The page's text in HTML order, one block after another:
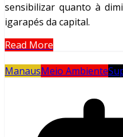
sensibilizar quanto à
igarapés da capital.
Read More
ManausMeio Ambiente